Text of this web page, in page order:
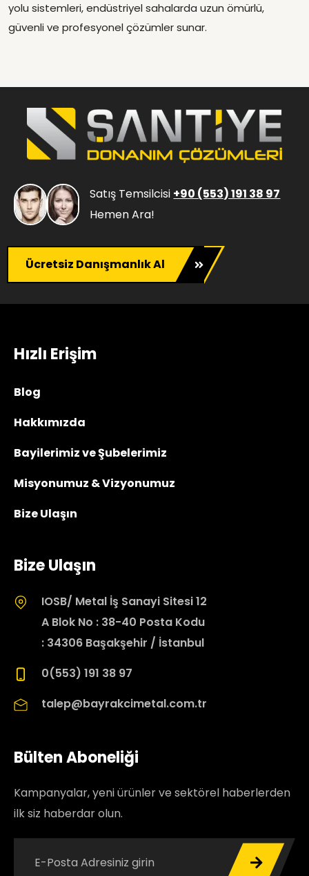
yolu sistemleri, endüstriyel sahalarda uzun ömürlü,
güvenli ve profesyonel çözümler sunar.
Satış Temsilcisi +90 (553) 191 38 97
Hemen Ara!
Ücretsiz Danışmanlık Al
Hızlı Erişim
Blog
Hakkımızda
Bayilerimiz ve Şubelerimiz
Misyonumuz & Vizyonumuz
Bize Ulaşın
Bize Ulaşın
IOSB/ Metal İş Sanayi Sitesi 12
A Blok No : 38-40 Posta Kodu
: 34306 Başakşehir / İstanbul
0(553) 191 38 97
talep@bayrakcimetal.com.tr
Bülten Aboneliği
Kampanyalar, yeni ürünler ve sektörel haberlerden
ilk siz haberdar olun.